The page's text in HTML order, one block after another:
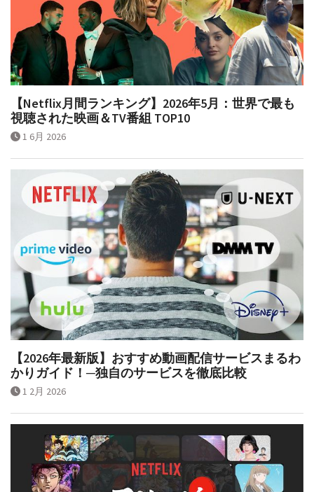
【Netflix月間ランキング】2026年5月：世界で最も
視聴された映画＆TV番組 TOP10
1 6月 2026
【2026年最新版】おすすめ動画配信サービスまるわ
かりガイド！─独自のサービスを徹底比較
1 2月 2026